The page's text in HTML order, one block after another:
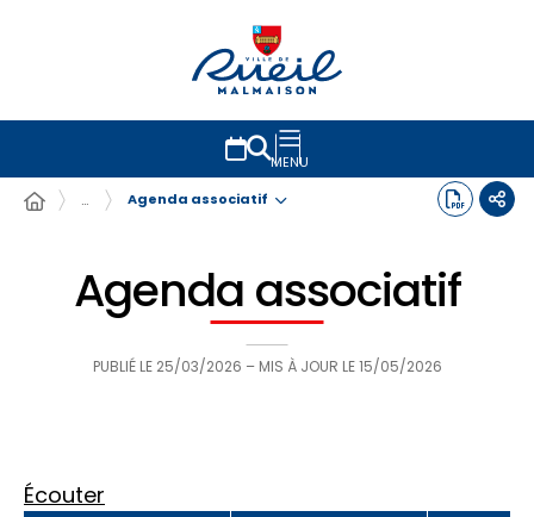
MENU
…
Agenda associatif
Agenda associatif
PUBLIÉ LE 25/03/2026 – MIS À JOUR LE15/05/2026
Écouter